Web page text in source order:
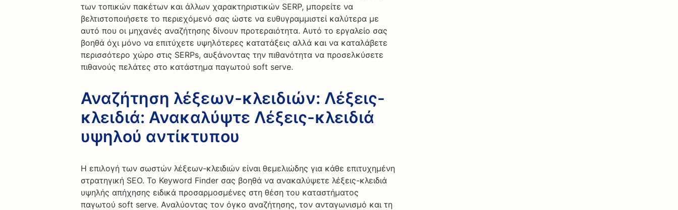
των τοπικών πακέτων και άλλων χαρακτηριστικών SERP, μπορείτε να
βελτιστοποιήσετε το περιεχόμενό σας ώστε να ευθυγραμμιστεί καλύτερα με
αυτό που οι μηχανές αναζήτησης δίνουν προτεραιότητα. Αυτό το εργαλείο σας
βοηθά όχι μόνο να επιτύχετε υψηλότερες κατατάξεις αλλά και να καταλάβετε
περισσότερο χώρο στις SERPs, αυξάνοντας την πιθανότητα να προσελκύσετε
πιθανούς πελάτες στο κατάστημα παγωτού soft serve.
Αναζήτηση λέξεων-κλειδιών: Λέξεις-
κλειδιά: Ανακαλύψτε Λέξεις-κλειδιά
υψηλού αντίκτυπου
Η επιλογή των σωστών λέξεων-κλειδιών είναι θεμελιώδης για κάθε επιτυχημένη
στρατηγική SEO. Το Keyword Finder σας βοηθά να ανακαλύψετε λέξεις-κλειδιά
υψηλής απήχησης ειδικά προσαρμοσμένες στη θέση του καταστήματος
παγωτού soft serve. Αναλύοντας τον όγκο αναζήτησης, τον ανταγωνισμό και τη